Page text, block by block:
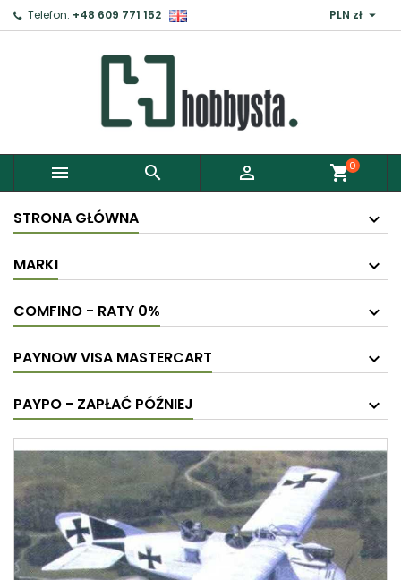
Telefon: +48 609 771 152 PLN zł 
   shopping_cart0
STRONA GŁÓWNA
MARKI
COMFINO - RATY 0%
PAYNOW VISA MASTERCART
PAYPO - ZAPŁAĆ PÓŹNIEJ